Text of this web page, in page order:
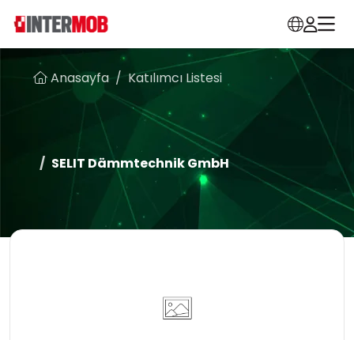
Anasayfa Katılımcı Listesi
SELIT Dämmtechnik GmbH